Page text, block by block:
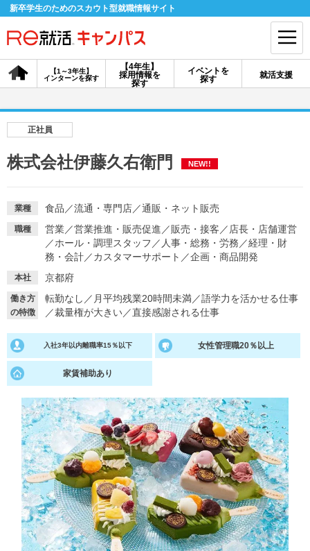
新卒学生のためのスカウト型就職情報サイト
【4年生】
採用情報を
探す
【1～3年生】
インターンを探す
イベントを
探す
就活支援
会員登録 ログイン
採用情報を探す
説明会を探す
イベントを探す スカウト お知らせ
就活ノウハウ・サポート
就活支援 就活コラム
適職診断
あなたに合う仕事を診断！ 動画で対策講座をチェック
就活ニュースペーパー
就活時事ニュースを更新
よくある質問
不明点があればこちら
正社員
株式会社伊藤久右衛門 NEW!!
業種 食品 ／流通・専門店／通販・ネット販売
職種 営業／営業推進・販売促進 ／販売・接客 ／ 店長・店舗運営
／ホール・調理スタッフ ／ 人事・総務・労務 ／経理・財
務・会計／カスタマーサポート ／企画・商品開発
本社 京都府
働き方
の特徴
転勤なし ／ 月平均残業20時間未満／語学力を活かせる仕事
／裁量権が大きい／直接感謝される仕事
入社3年以内離職率15％以下 女性管理職20％以上
家賃補助あり